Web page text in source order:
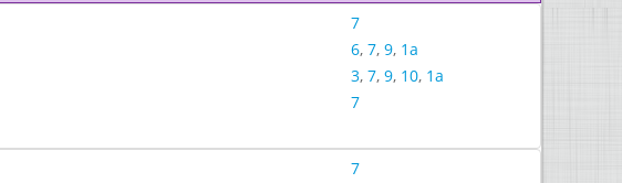
7
6, 7, 9, 1a
3, 7, 9, 10, 1a
7
7